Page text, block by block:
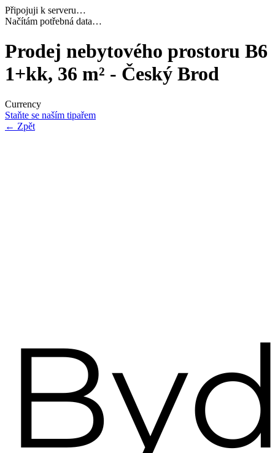
Připojuji k serveru…
Navazuji bezpečné spojení…
Prodej nebytového prostoru B6
1+kk, 36 m² - Český Brod
Currency
Staňte se naším tipařem
← Zpět